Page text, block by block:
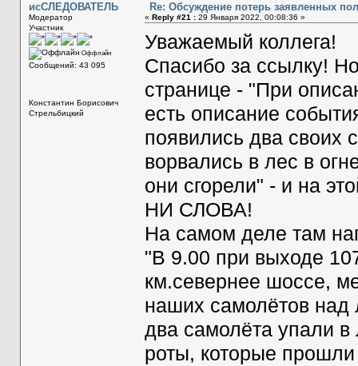
исСЛЕДОВАТЕЛЬ
Модератор
Участник
Оффлайн
Сообщений: 43 095
Константин Борисович
Стрельбицкий
Re: Обсуждение потерь заявленных
« Reply #21 :29 Января 2022, 00:08:36 »
Уважаемый коллега!
Спасибо за ссылку!
странице - "При
есть описание
появились два своих
ворвались в лес в
они сгорели" - и на
НИ СЛОВА!
На самом деле там
"В 9.00 при выходе
км.севернее шоссе,
наших самолётов над
два самолёта упали
роты, которые